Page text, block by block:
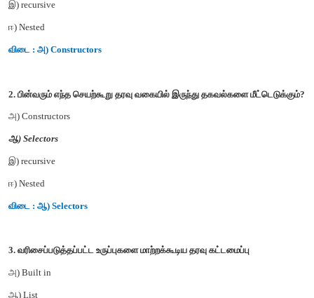
1. பின்வரும் எந்த செயற்கூறு அருவமாக்கம் தரவு
அ) Constructors
ஆ) Destructors
ஈ) Nested
விடை : அ) Constructors
அ) Constructors